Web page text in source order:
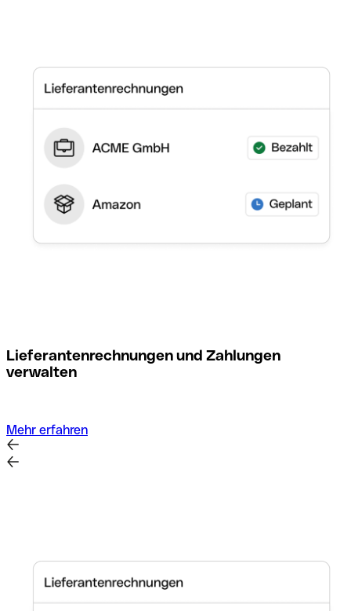
Lieferantenrechnungen und Zahlungen
verwalten
Mehr erfahren